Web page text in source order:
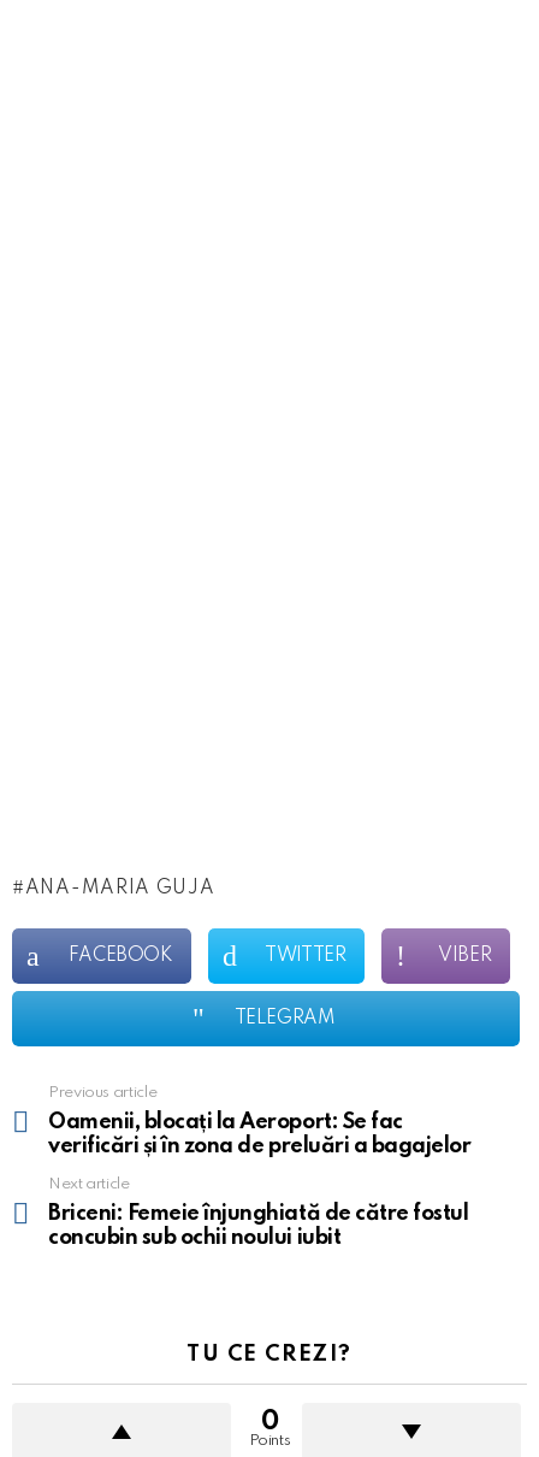
ANA-MARIA GUJA
FACEBOOK TWITTER VIBER
TELEGRAM
more
Previous article
Oamenii, blocați la Aeroport: Se fac
verificări și în zona de preluări a bagajelor
Next article
Briceni: Femeie înjunghiată de către fostul
concubin sub ochii noului iubit
TU CE CREZI?
0
Points